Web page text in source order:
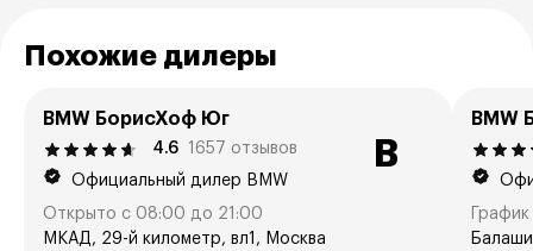
Похожие дилеры
BMW БорисХоф Юг
4.6
1657 отзывов
Официальный дилер BMW
B
Открыто с 08:00 до 21:00
МКАД, 29-й километр, вл1, Москва
BMW